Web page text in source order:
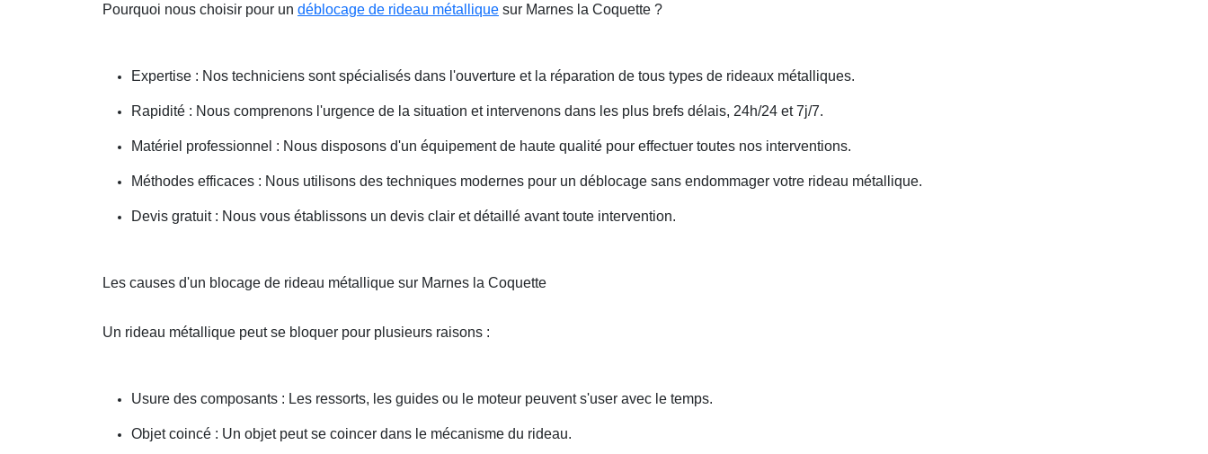
Pourquoi nous choisir pour un déblocage de rideau métallique sur Marnes la Coquette ?
Expertise : Nos techniciens sont spécialisés dans l'ouverture et la réparation de tous types de rideaux métalliques.
Rapidité : Nous comprenons l'urgence de la situation et intervenons dans les plus brefs délais, 24h/24 et 7j/7.
Matériel professionnel : Nous disposons d'un équipement de haute qualité pour effectuer toutes nos interventions.
Méthodes efficaces : Nous utilisons des techniques modernes pour un déblocage sans endommager votre rideau métallique.
Devis gratuit : Nous vous établissons un devis clair et détaillé avant toute intervention.
Les causes d'un blocage de rideau métallique sur Marnes la Coquette
Un rideau métallique peut se bloquer pour plusieurs raisons :
Usure des composants : Les ressorts, les guides ou le moteur peuvent s'user avec le temps.
Objet coincé : Un objet peut se coincer dans le mécanisme du rideau.